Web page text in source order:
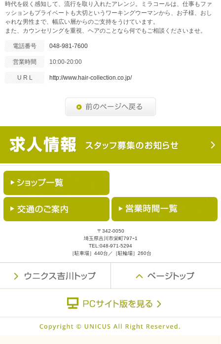
時代を鋭く感知して、流行を取り入れたアレンジ。ミラコールは、仕事もファ
ッションもプライベートも大切というワーキングウーマンから、お子様、おし
ゃれな男性まで、幅広い層からのご支持をうけています。
また、カウンセリングを重視、ヘアのことなら何でもご相談くださいませ。
電話番号 048-981-7600
営業時間 10:00-20:00
U R L http://www.hair-collection.co.jp/
〒342-0050
埼玉県吉川市栄町797ｰ1
TEL:048-971-5294
［駐車場］440台／［駐輪場］260台